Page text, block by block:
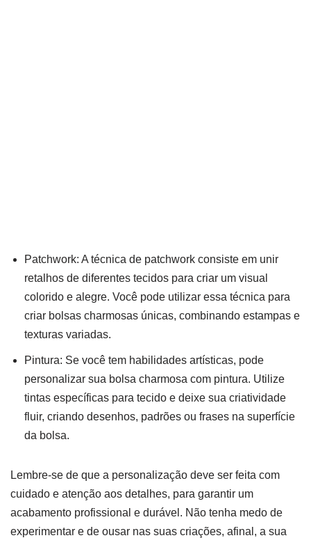
Patchwork: A técnica de patchwork consiste em unir
retalhos de diferentes tecidos para criar um visual
colorido e alegre. Você pode utilizar essa técnica para
criar bolsas charmosas únicas, combinando estampas e
texturas variadas.
Pintura: Se você tem habilidades artísticas, pode
personalizar sua bolsa charmosa com pintura. Utilize
tintas específicas para tecido e deixe sua criatividade
fluir, criando desenhos, padrões ou frases na superfície
da bolsa.
Lembre-se de que a personalização deve ser feita com
cuidado e atenção aos detalhes, para garantir um
acabamento profissional e durável. Não tenha medo de
experimentar e de ousar nas suas criações, afinal, a sua